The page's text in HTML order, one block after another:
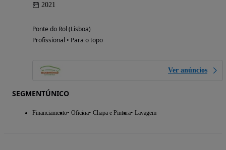
2021
Ponte do Rol (Lisboa)
Profissional • Para o topo
Ver anúncios
SEGMENTÚNICO
Financiamento Oficina Chapa e Pintura Lavagem